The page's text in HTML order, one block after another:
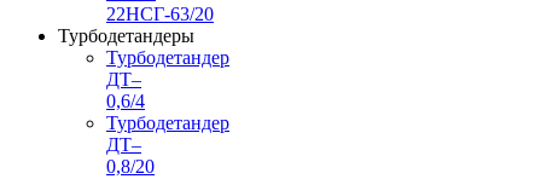
22НСГ-63/20
Турбодетандеры
Турбодетандер
ДТ–
0,6/4
Турбодетандер
ДТ–
0,8/20